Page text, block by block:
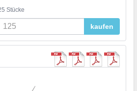
Stücke
kaufen